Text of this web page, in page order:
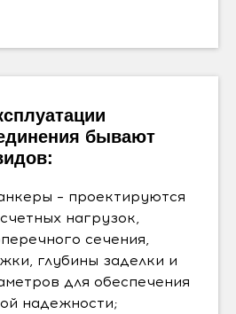
бывают
– проектируются
нагрузок,
сечения,
глубины заделки и
для обеспечения
надежности;